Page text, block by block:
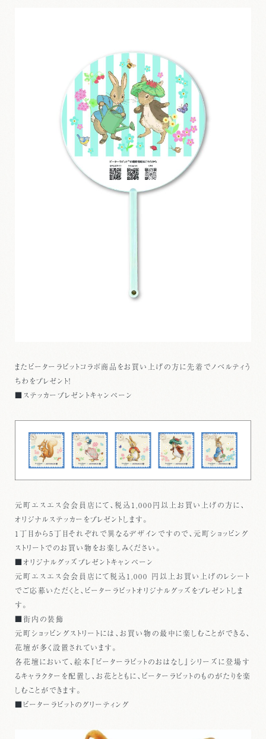
またピーターラビットコラボ商品をお買い上げの方に先着でノベルティう
ちわをプレゼント！
■ステッカープレゼントキャンペーン
元町エスエス会会員店にて、税込1,000円以上お買い上げの方に、
オリジナルステッカーをプレゼントします。
1丁目から5丁目それぞれで異なるデザインですので、元町ショッピング
ストリートでのお買い物をお楽しみください。
■オリジナルグッズプレゼントキャンペーン
元町エスエス会会員店にて税込1,000 円以上お買い上げのレシート
でご応募いただくと、ピーターラビットオリジナルグッズをプレゼントしま
す。
■街内の装飾
元町ショッピングストリートには、お買い物の最中に楽しむことができる、
花壇が多く設置されています。
各花壇において、絵本『ピーターラビットのおはなし』シリーズに登場す
るキャラクターを配置し、お花とともに、ピーターラビットのものがたりを楽
しむことができます。
■ピーターラビットのグリーティング